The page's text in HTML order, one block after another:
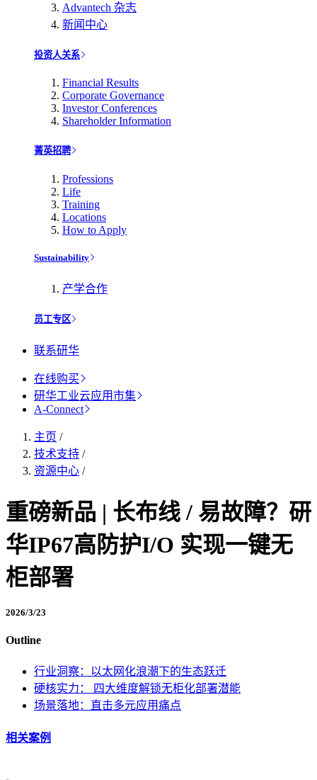
Advantech 杂志
新闻中心
投资人关系
Financial Results
Corporate Governance
Investor Conferences
Shareholder Information
菁英招聘
Professions
Life
Training
Locations
How to Apply
Sustainability
产学合作
员工专区
联系研华
在线购买
研华工业云应用市集
A-Connect
主页 /
技术支持 /
资源中心 /
重磅新品 | 长布线 / 易故障？研
华IP67高防护I/O 实现一键无
柜部署
2026/3/23
Outline
行业洞察：以太网化浪潮下的生态跃迁
硬核实力： 四大维度解锁无柜化部署潜能
场景落地：直击多元应用痛点
相关案例